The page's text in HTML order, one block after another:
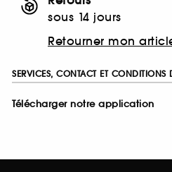
sous 14 jours
Retourner mon
SERVICES, CONTACT ET CONDITIONS
Télécharger notre application